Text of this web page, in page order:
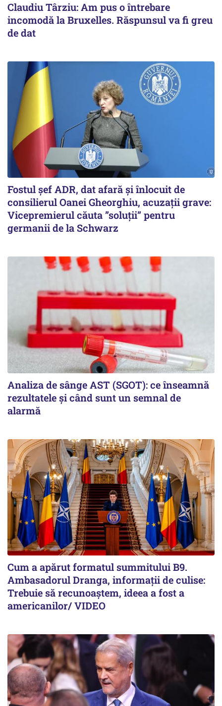
Claudiu Târziu: Am pus o întrebare
incomodă la Bruxelles. Răspunsul va fi greu
de dat
Fostul șef ADR, dat afară și înlocuit de
consilierul Oanei Gheorghiu, acuzații grave:
Vicepremierul căuta ”soluții” pentru
germanii de la Schwarz
Analiza de sânge AST (SGOT): ce înseamnă
rezultatele și când sunt un semnal de
alarmă
Cum a apărut formatul summitului B9.
Ambasadorul Dranga, informații de culise:
Trebuie să recunoaștem, ideea a fost a
americanilor/ VIDEO